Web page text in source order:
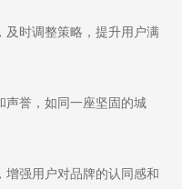
时调整策略，提升用户满
誉，如同一座坚固的城
强用户对品牌的认同感和